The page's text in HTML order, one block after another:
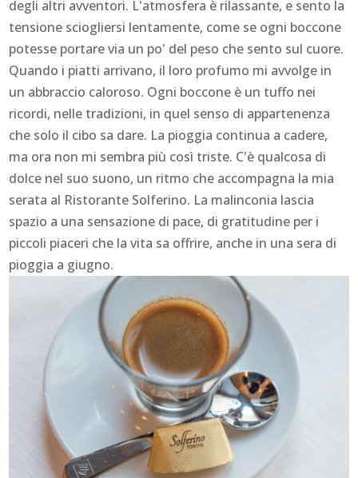
degli altri avventori. L'atmosfera è rilassante, e sento la
tensione sciogliersi lentamente, come se ogni boccone
potesse portare via un po' del peso che sento sul cuore.
Quando i piatti arrivano, il loro profumo mi avvolge in
un abbraccio caloroso. Ogni boccone è un tuffo nei
ricordi, nelle tradizioni, in quel senso di appartenenza
che solo il cibo sa dare. La pioggia continua a cadere,
ma ora non mi sembra più così triste. C'è qualcosa di
dolce nel suo suono, un ritmo che accompagna la mia
serata al Ristorante Solferino. La malinconia lascia
spazio a una sensazione di pace, di gratitudine per i
piccoli piaceri che la vita sa offrire, anche in una sera di
pioggia a giugno.